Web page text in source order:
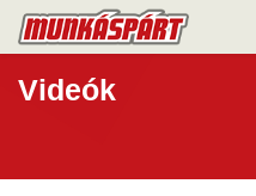
Videók